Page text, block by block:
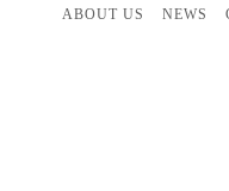
ABOUT US NEWS